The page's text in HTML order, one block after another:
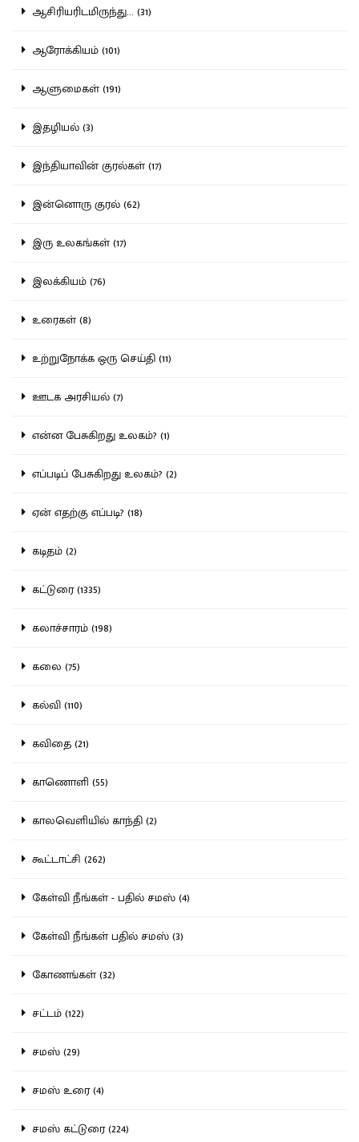
ஆசிரியரிடமிருந்து... (31)
ஆரோக்கியம் (101)
ஆளுமைகள் (191)
இதழியல் (3)
இந்தியாவின் குரல்கள் (17)
இன்னொரு குரல் (62)
இரு உலகங்கள் (17)
இலக்கியம் (76)
உரைகள் (8)
உற்றுநோக்க ஒரு செய்தி (11)
ஊடக அரசியல் (7)
என்ன பேசுகிறது உலகம்? (1)
எப்படிப் பேசுகிறது உலகம்? (2)
ஏன் எதற்கு எப்படி? (18)
கடிதம் (2)
கட்டுரை (1335)
கலாச்சாரம் (198)
கலை (75)
கல்வி (110)
கவிதை (21)
காணொளி (55)
காலவெளியில் காந்தி (2)
கூட்டாட்சி (262)
கேள்வி நீங்கள் - பதில் சமஸ் (4)
கேள்வி நீங்கள் பதில் சமஸ் (3)
கோணங்கள் (32)
சட்டம் (122)
சமஸ் (29)
சமஸ் உரை (4)
சமஸ் கட்டுரை (224)